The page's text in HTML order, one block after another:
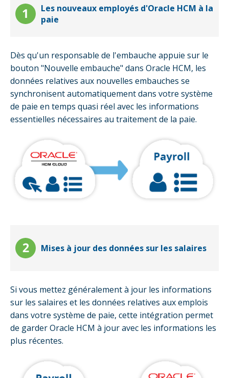
Les nouveaux employés d'Oracle HCM à la
paie
Dès qu'un responsable de l'embauche appuie sur le
bouton "Nouvelle embauche" dans Oracle HCM, les
données relatives aux nouvelles embauches se
synchronisent automatiquement dans votre système
de paie en temps quasi réel avec les informations
essentielles nécessaires au traitement de la paie.
Mises à jour des données sur les salaires
Si vous mettez généralement à jour les informations
sur les salaires et les données relatives aux emplois
dans votre système de paie, cette intégration permet
de garder Oracle HCM à jour avec les informations les
plus récentes.